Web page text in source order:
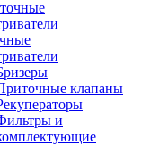
клапаны
и